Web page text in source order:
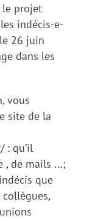
le projet
indécis-e-
26 juin
dans les
vous
site de la
: qu’il
, de mails …;
que